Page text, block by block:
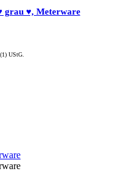
grau ♥, Meterware
UStG.